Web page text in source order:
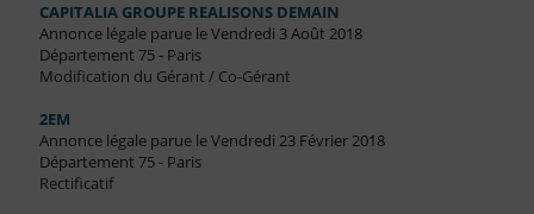
CAPITALIA GROUPE REALISONS DEMAIN
Annonce légale parue le Vendredi 3 Août 2018
Département 75 - Paris
Modification du Gérant / Co-Gérant
2EM
Annonce légale parue le Vendredi 23 Février 2018
Département 75 - Paris
Rectificatif